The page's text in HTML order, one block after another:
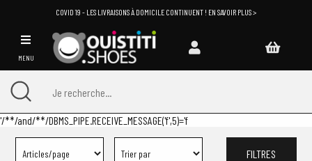
COVID 19 - LES LIVRAISONS À DOMICILE CONTINUENT ! EN SAVOIR PLUS >
MENU
'/**/and/**/DBMS_PIPE.RECEIVE_MESSAGE('f',5)='f
FILTRES